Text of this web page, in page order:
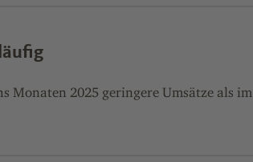
Monaten 2025 geringere Umsätze als im